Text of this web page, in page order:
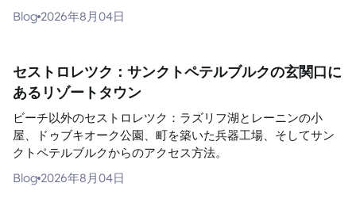
Blog 2026年8月04日
セストロレツク：サンクトペテルブルクの玄関口に
あるリゾートタウン
ビーチ以外のセストロレツク：ラズリフ湖とレーニンの小
屋、ドゥブキオーク公園、町を築いた兵器工場、そしてサン
クトペテルブルクからのアクセス方法。
Blog 2026年8月04日